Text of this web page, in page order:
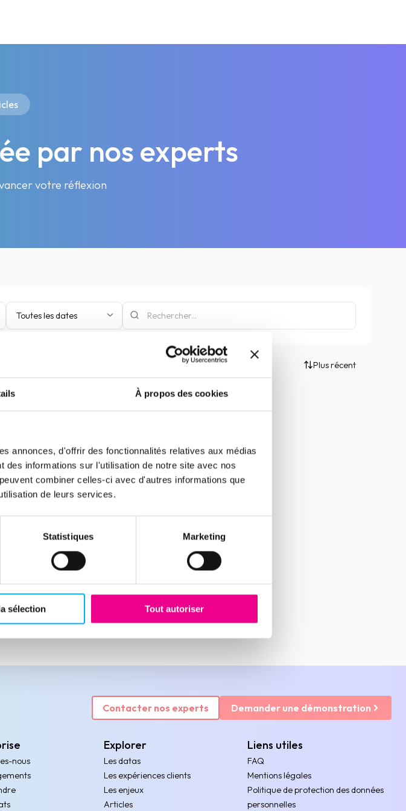
À propos des cookies
annonces, d'offrir des fonctionnalités relatives aux médias
des informations sur l'utilisation de notre site avec nos
combiner celles-ci avec d'autres informations que
de leurs services.
Statistiques Marketing
sélection Tout autoriser
par nos experts
votre réflexion
Toutes les dates
Plus récent
Contacter nos experts Demander une démonstration
nous
Explorer
Les datas
Les expériences clients
Les enjeux
Articles
Liens utiles
FAQ
Mentions légales
Politique de protection des données
personnelles